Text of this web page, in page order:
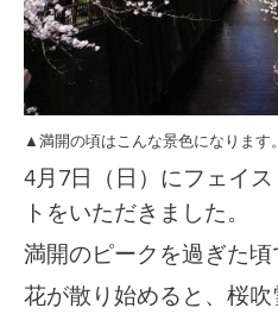
▲満開の頃はこんな景色になります。
4月7日（日）にフェイ
トをいただきました。
満開のピークを過ぎた頃
花が散り始めると、 桜吹